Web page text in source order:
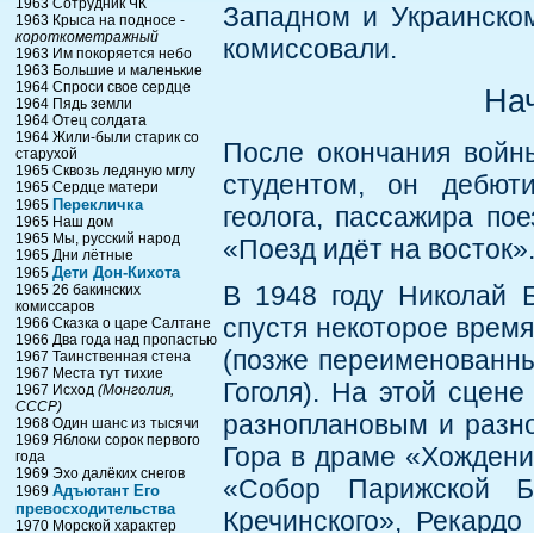
1963 Сотрудник ЧК
1963 Крыса на подносе -
короткометражный
1963 Им покоряется небо
1963 Большие и маленькие
1964 Спроси свое сердце
1964 Пядь земли
1964 Отец солдата
1964 Жили-были старик со
старухой
1965 Сквозь ледяную мглу
1965 Сердце матери
1965 Перекличка
1965 Наш дом
1965 Мы, русский народ
1965 Дни лётные
1965 Дети Дон-Кихота
1965 26 бакинских
комиссаров
1966 Сказка о царе Салтане
1966 Два года над пропастью
1967 Таинственная стена
1967 Места тут тихие
1967 Исход(Монголия,
СССР)
1968 Один шанс из тысячи
1969 Яблоки сорок первого
года
1969 Эхо далёких снегов
1969 Адъютант Его
превосходительства
1970 Морской характер
Западном и
комиссовали.
После окончания
студентом, он
геолога, пассажира
«Поезд идёт на восток».
В 1948 году Николай
спустя некоторое
(позже
Гоголя). На этой
разноплановым и
Гора в драме
«Собор Парижской
Кречинского»,